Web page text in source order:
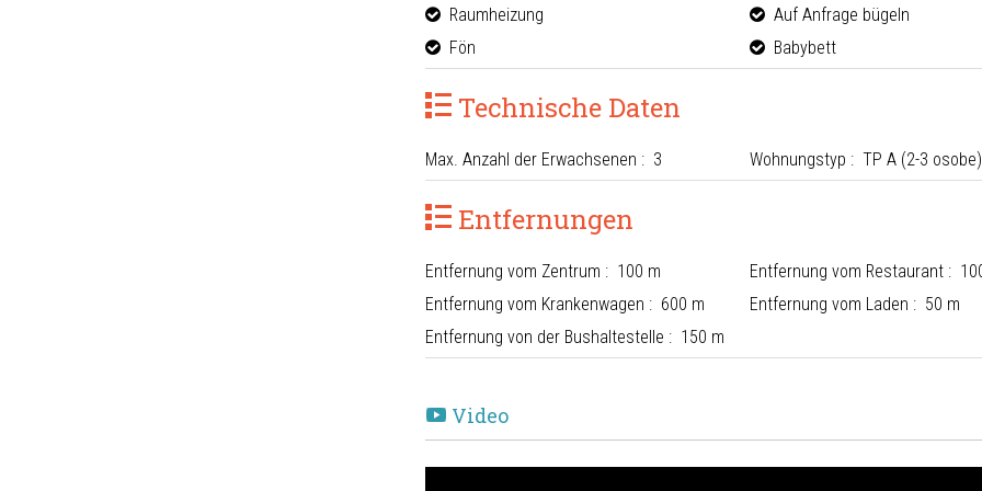
Raumheizung
Auf Anfrage bügeln
Fön
Babybett
Technische Daten
Max. Anzahl der Erwachsenen : 3 Wohnungstyp : TP A (2-3 osobe)
Entfernungen
Entfernung vom Zentrum : 100 m
Entfernung vom Restaurant :
Entfernung vom Krankenwagen : 600 m
Entfernung vom Laden : 50 m
Entfernung von der Bushaltestelle : 150 m
Video